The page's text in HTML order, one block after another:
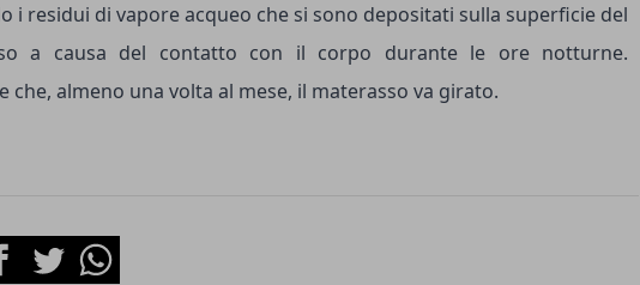
i residui di vapore acqueo che si sono depositati sulla superficie del
a causa del contatto con il corpo durante le ore notturne.
che, almeno una volta al mese, il materasso va girato.
TwitterWhatsapp